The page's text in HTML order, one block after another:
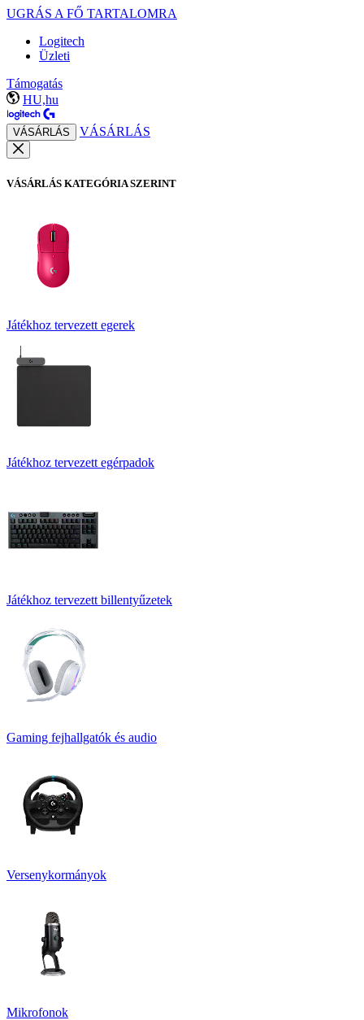
UGRÁS A FŐ TARTALOMRA
Logitech
Üzleti
Támogatás
HU,hu
VÁSÁRLÁS VÁSÁRLÁS
VÁSÁRLÁS KATEGÓRIA SZERINT
Játékhoz tervezett egerek
Játékhoz tervezett egérpadok
Játékhoz tervezett billentyűzetek
Gaming fejhallgatók és audio
Versenykormányok
Mikrofonok